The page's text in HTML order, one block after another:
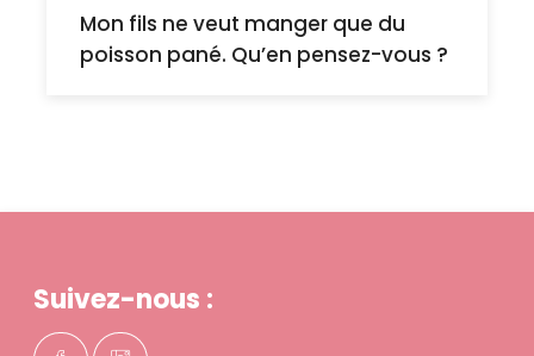
Mon fils ne veut manger que du
poisson pané. Qu’en pensez-vous ?
Suivez-nous :